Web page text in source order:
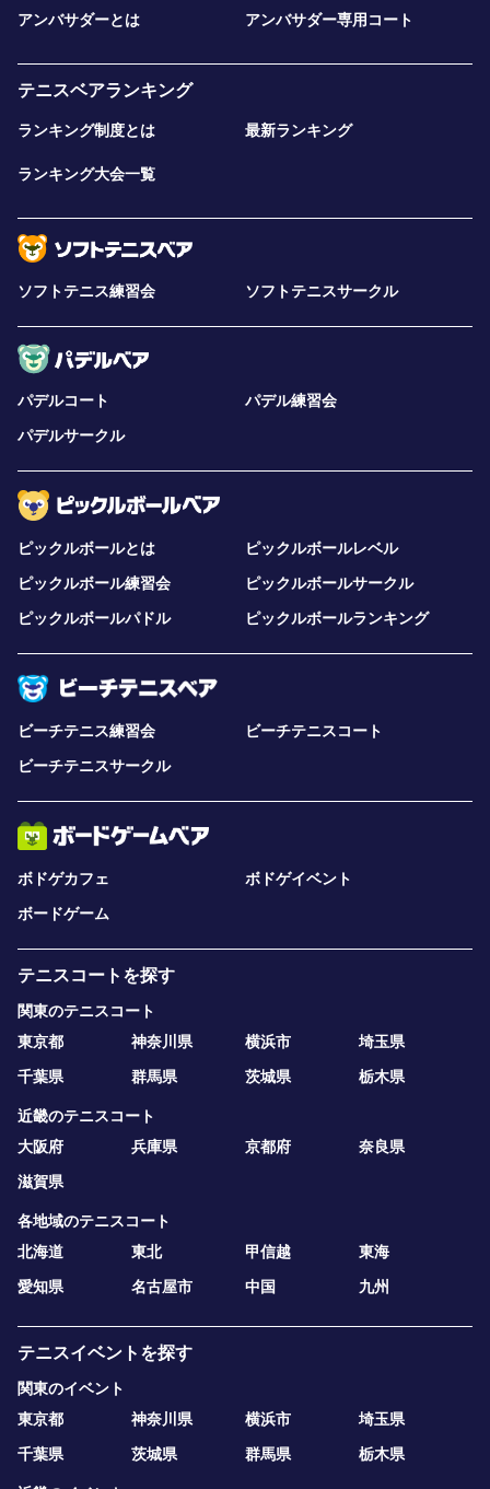
アンバサダーとは アンバサダー専用コート
テニスベアランキング
ランキング制度とは 最新ランキング
ランキング大会一覧
ソフトテニス練習会 ソフトテニスサークル
パデルコート
パデル練習会
パデルサークル
ピックルボールとは
ピックルボールレベル
ピックルボール練習会
ピックルボールサークル
ピックルボールパドル
ピックルボールランキング
ビーチテニス練習会
ビーチテニスコート
ビーチテニスサークル
ボドゲカフェ
ボドゲイベント
ボードゲーム
テニスコートを探す
関東のテニスコート
東京都
神奈川県 横浜市
埼玉県
千葉県
群馬県 茨城県 栃木県
近畿のテニスコート
大阪府
兵庫県 京都府
奈良県
滋賀県
各地域のテニスコート
北海道
東北 甲信越
東海
愛知県
名古屋市 中国 九州
テニスイベントを探す
関東のイベント
東京都
神奈川県 横浜市
埼玉県
千葉県
茨城県 群馬県 栃木県